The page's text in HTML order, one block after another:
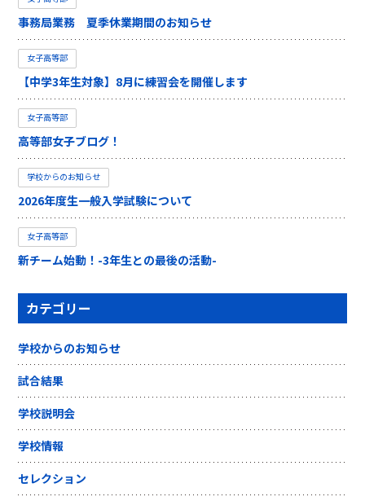
事務局業務 夏季休業期間のお知らせ
女子高等部
【中学3年生対象】8月に練習会を開催します
女子高等部
高等部女子ブログ！
学校からのお知らせ
2026年度生一般入学試験について
女子高等部
新チーム始動！-3年生との最後の活動-
カテゴリー
学校からのお知らせ
試合結果
学校説明会
学校情報
セレクション